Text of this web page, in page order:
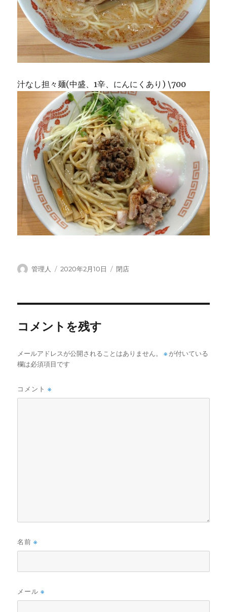
汁なし担々麺(中盛、1辛、にんにくあり) \700
投
管理人
投
2020年2月10日
カ
閉店
コメントを残す
メールアドレスが公開されることはありません。 ※ が付いている
欄は必須項目です
コメント※
名前※
メール※